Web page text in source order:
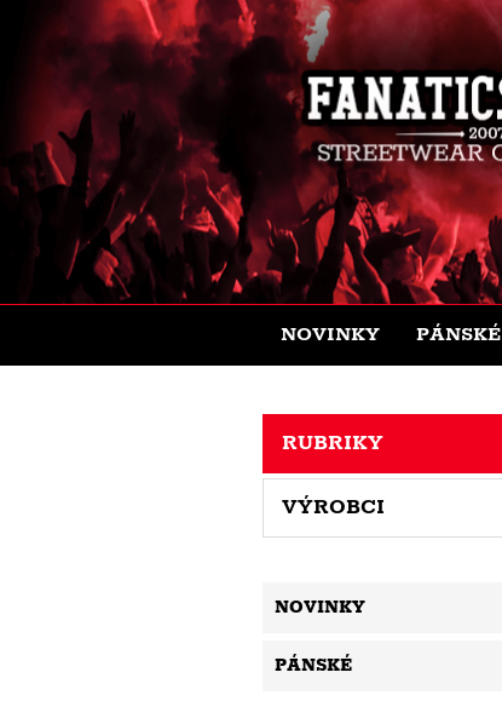
NOVINKY PÁNSKÉ
RUBRIKY
VÝROBCI
NOVINKY
PÁNSKÉ